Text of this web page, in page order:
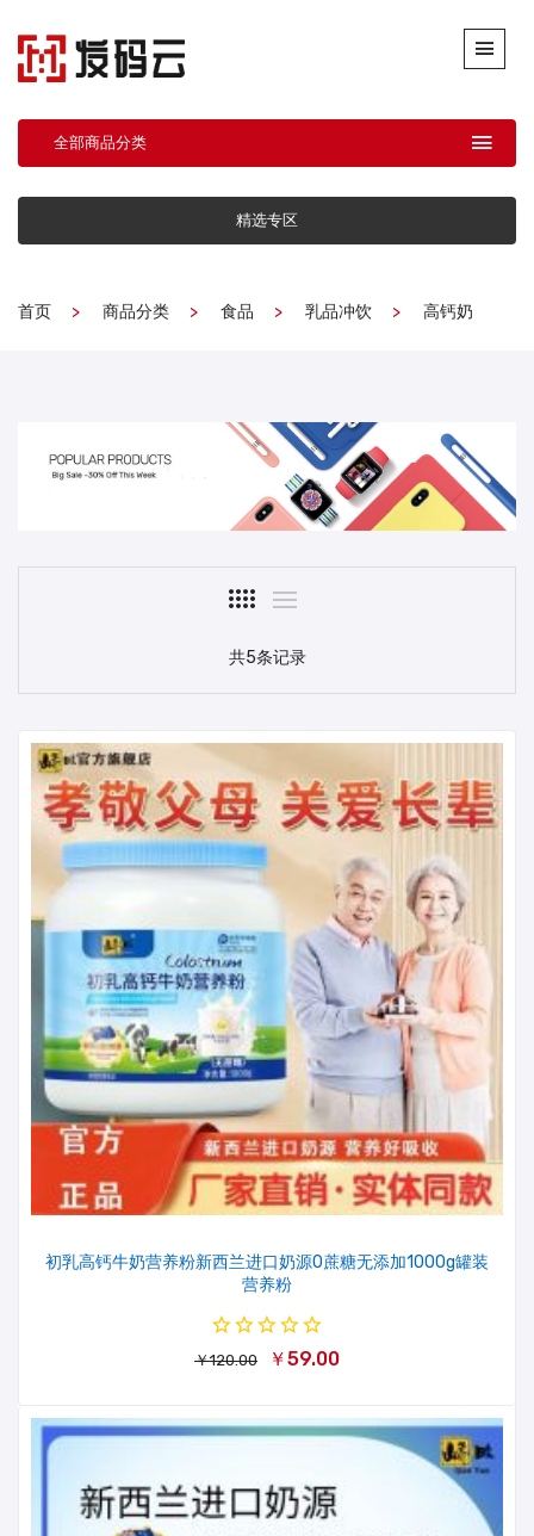
全部商品分类
精选专区
首页 商品分类 食品 乳品冲饮 高钙奶
共5条记录
初乳高钙牛奶营养粉新西兰进口奶源0蔗糖无添加1000g罐装
营养粉
￥120.00 ￥59.00